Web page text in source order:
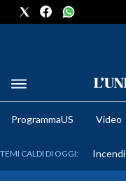
METEO
ProgrammaUS Video
TEMI CALDI DI OGGI: Incendi